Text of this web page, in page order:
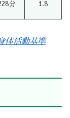
分 1.8
体活動基準